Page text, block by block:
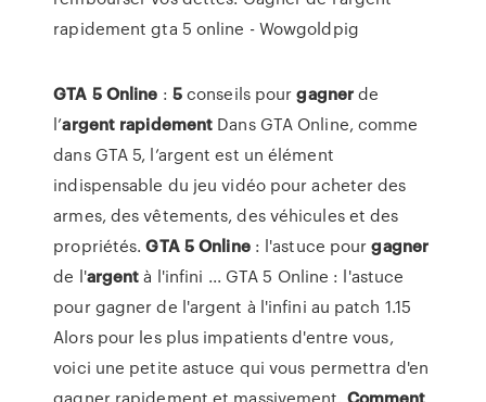
rapidement gta 5 online - Wowgoldpig
GTA 5 Online : 5conseils pourgagnerde
l’argent rapidement Dans GTA Online, comme
dans GTA 5, l’argent est un élément
indispensable du jeu vidéo pour acheter des
armes, des vêtements, des véhicules et des
propriétés.GTA 5Online: l'astuce pourgagner
de l'argentà l'infini ... GTA 5 Online : l'astuce
pour gagner de l'argent à l'infini au patch 1.15
Alors pour les plus impatients d'entre vous,
voici une petite astuce qui vous permettra d'en
gagner rapidement et massivement. Comment